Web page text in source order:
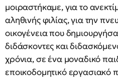
μοιραστήκαμε, για το
αληθινής φιλίας, για την
οικογένεια που
διδάσκοντες και
χρόνια, σε ένα μοναδικό
εποικοδομητικό εργασιακό